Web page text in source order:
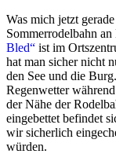
Was mich jetzt
Sommerrodelbahn
Bled“ ist im
hat man sicher nicht
den See und die
Regenwetter
der Nähe der
eingebettet befindet
wir sicherlich
würden.